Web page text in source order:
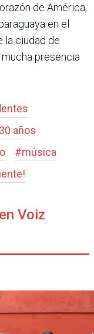
de América,
en el
la ciudad de
presencia
años
#música
Voiz